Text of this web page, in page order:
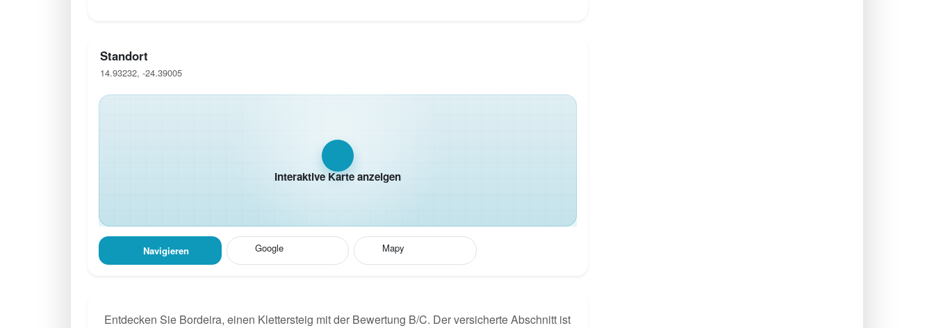
Standort
14.93232, -24.39005
Interaktive Karte anzeigen
Navigieren Google Mapy
Entdecken Sie Bordeira, einen Klettersteig mit der Bewertung B/C. Der versicherte Abschnitt ist